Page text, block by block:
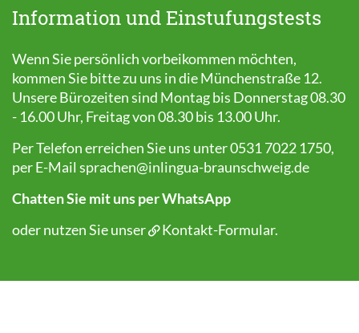
Information und Einstufungstests
Wenn Sie persönlich vorbeikommen möchten,
kommen Sie bitte zu uns in die Münchenstraße 12.
Unsere Bürozeiten sind Montag bis Donnerstag 08.30
- 16.00 Uhr, Freitag von 08.30 bis 13.00 Uhr.
Per Telefon erreichen Sie uns unter 0531 7022 1750,
per E-Mail sprachen@inlingua-braunschweig.de
Chatten Sie mit uns per WhatsApp
oder nutzen Sie unser
Kontakt-Formular.